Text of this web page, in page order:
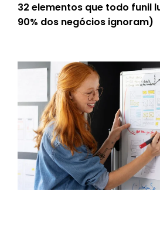
32 elementos que todo funil
90% dos negócios ignoram)